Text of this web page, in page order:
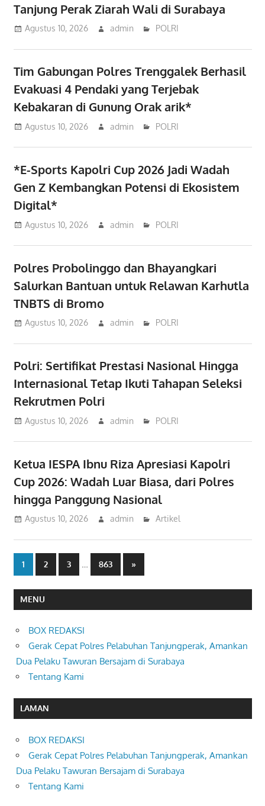
Tanjung Perak Ziarah Wali di Surabaya
Agustus 10, 2026 admin POLRI
Tim Gabungan Polres Trenggalek Berhasil
Evakuasi 4 Pendaki yang Terjebak
Kebakaran di Gunung Orak arik*
Agustus 10, 2026 admin POLRI
*E-Sports Kapolri Cup 2026 Jadi Wadah
Gen Z Kembangkan Potensi di Ekosistem
Digital*
Agustus 10, 2026 admin POLRI
Polres Probolinggo dan Bhayangkari
Salurkan Bantuan untuk Relawan Karhutla
TNBTS di Bromo
Agustus 10, 2026 admin POLRI
Polri: Sertifikat Prestasi Nasional Hingga
Internasional Tetap Ikuti Tahapan Seleksi
Rekrutmen Polri
Agustus 10, 2026 admin POLRI
Ketua IESPA Ibnu Riza Apresiasi Kapolri
Cup 2026: Wadah Luar Biasa, dari Polres
hingga Panggung Nasional
Agustus 10, 2026 admin Artikel
Paginasi
pos
1 2 3 … 863
Next
Posts
»
MENU
BOX REDAKSI
Gerak Cepat Polres Pelabuhan Tanjungperak, Amankan
Dua Pelaku Tawuran Bersajam di Surabaya
Tentang Kami
LAMAN
BOX REDAKSI
Gerak Cepat Polres Pelabuhan Tanjungperak, Amankan
Dua Pelaku Tawuran Bersajam di Surabaya
Tentang Kami